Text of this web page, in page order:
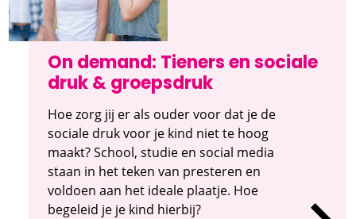
On demand: Tieners en sociale
druk & groepsdruk
Hoe zorg jij er als ouder voor dat je de
sociale druk voor je kind niet te hoog
maakt? School, studie en social media
staan in het teken van presteren en
voldoen aan het ideale plaatje. Hoe
begeleid je je kind hierbij?